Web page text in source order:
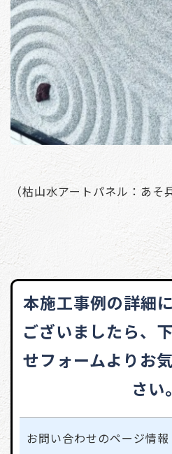
（枯山水アートパネル：あそ
本施工事例の詳細
ございましたら、
せフォームよりお
さい。
お問い合わせのページ情報